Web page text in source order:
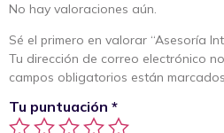
No hay valoraciones aún.
Sé el primero en valorar “Asesoría
Tu dirección de correo electrónico
campos obligatorios están
Tu puntuación *